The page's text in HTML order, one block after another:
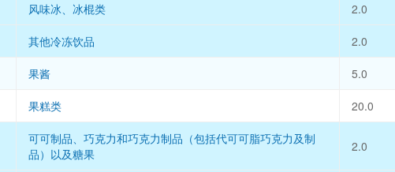
风味冰、冰棍类 2.0
其他冷冻饮品 2.0
果酱 5.0
果糕类 20.0
可可制品、巧克力和巧克力制品（包括代可可脂巧克力及制
品）以及糖果
2.0